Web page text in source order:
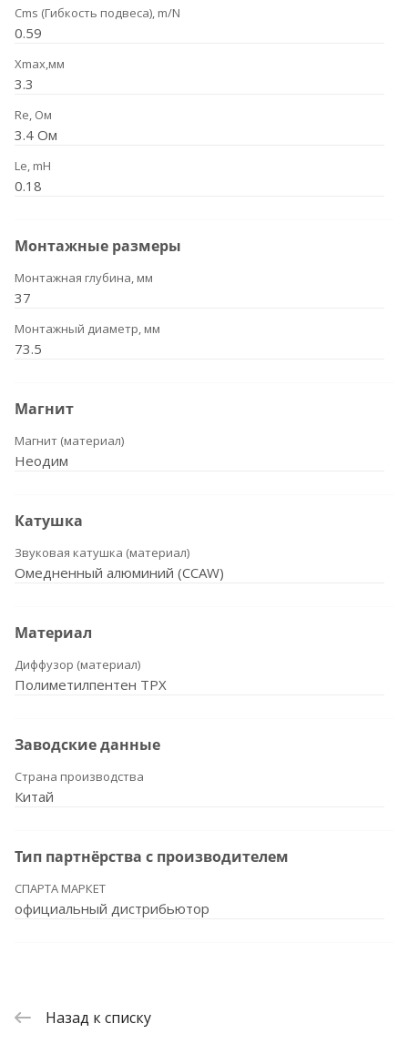
Cms (Гибкость подвеса), m/N
0.59
Xmax,мм
3.3
Re, Ом
3.4 Ом
Le, mH
0.18
Монтажные размеры
Монтажная глубина, мм
37
Монтажный диаметр, мм
73.5
Магнит
Магнит (материал)
Неодим
Катушка
Звуковая катушка (материал)
Омедненный алюминий (CCAW)
Материал
Диффузор (материал)
Полиметилпентен TPX
Заводские данные
Страна производства
Китай
Тип партнёрства с производителем
СПАРТА МАРКЕТ
официальный дистрибьютор
Назад к списку